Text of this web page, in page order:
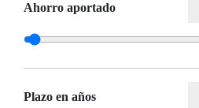
Ahorro aportado
Plazo en años